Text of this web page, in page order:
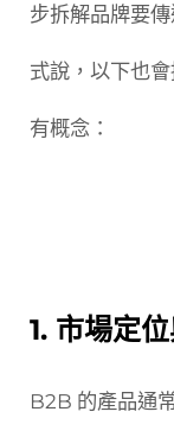
步拆解品牌要
式說，以下也
有概念：
1. 市場定
B2B 的產品通